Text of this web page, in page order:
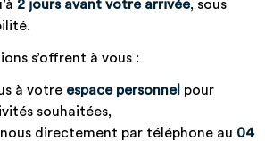
2 jours avant votre arrivée, sous
s’offrent à vous :
à votre espace personnel pour
souhaitées,
directement par téléphone au 04